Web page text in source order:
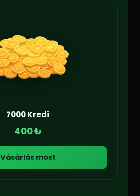
7000 Kredi
400 ₺
Vásárlás most